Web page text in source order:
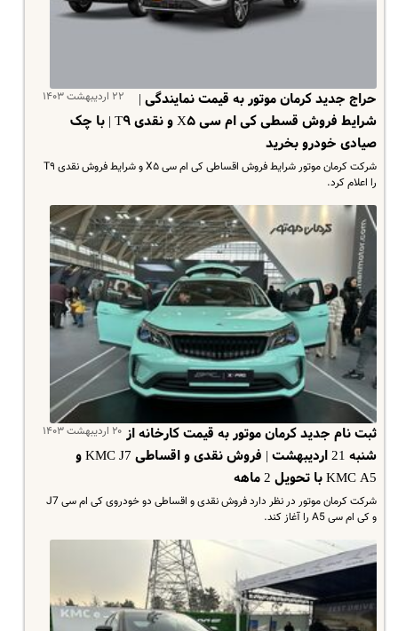
۲۲ اردیبهشت ۱۴۰۳
حراج جدید کرمان موتور به قیمت نمایندگی |
شرایط فروش قسطی کی ام سی X۵ و نقدی T۹ | با چک
صیادی خودرو بخرید
شرکت کرمان موتور شرایط فروش اقساطی کی ام سی X۵ و شرایط فروش نقدی T۹
را اعلام کرد.
۲۰ اردیبهشت ۱۴۰۳ ثبت نام جدید کرمان موتور به قیمت کارخانه از
شنبه 21 اردیبهشت | فروش نقدی و اقساطی KMC J7 و
KMC A5 با تحویل 2 ماهه
شرکت کرمان موتور در نظر دارد فروش نقدی و اقساطی دو خودروی کی ام سی J7
و کی ام سی A5 را آغاز کند.